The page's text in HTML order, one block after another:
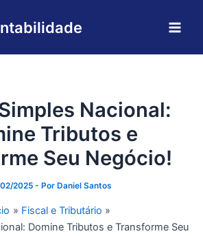
Nacional:
Tributos e
Seu Negócio!
2025 - Por Daniel Santos
Fiscal e Tributário
Domine Tributos e Transforme Seu